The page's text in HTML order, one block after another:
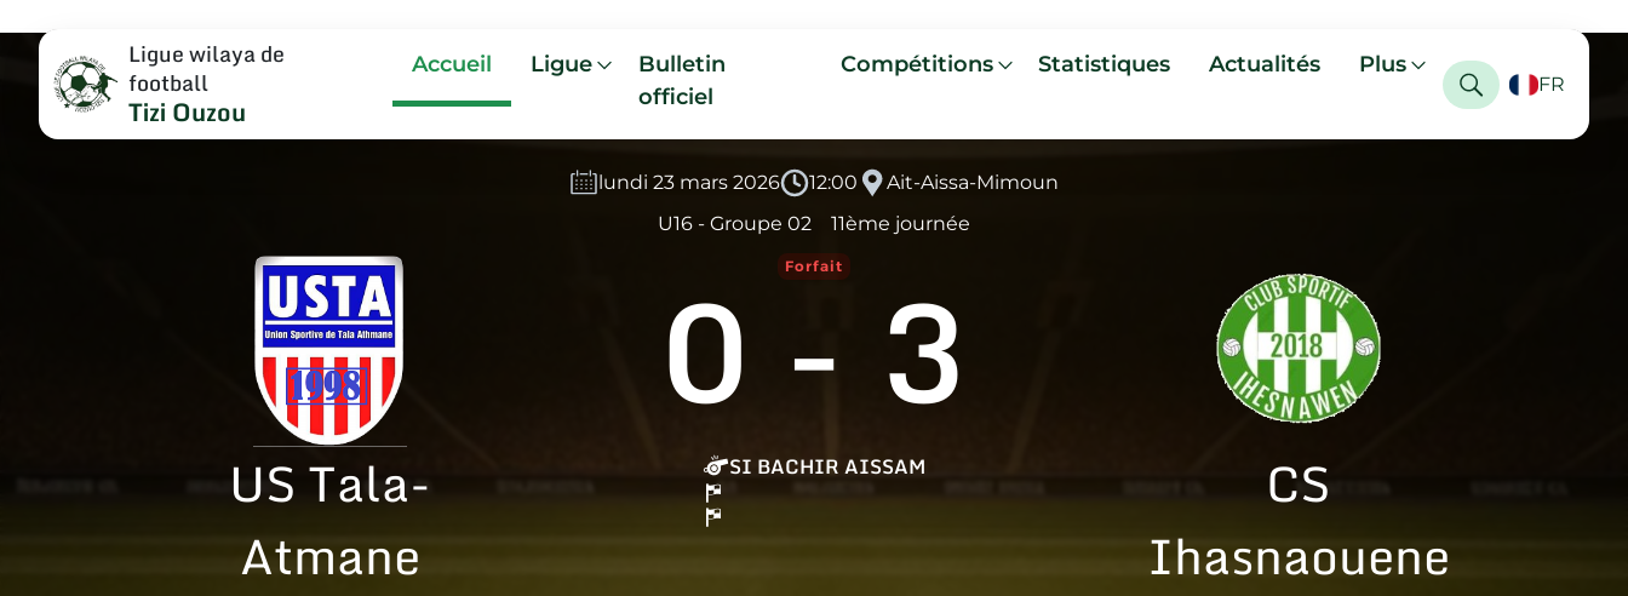
Ligue wilaya de
football
Tizi Ouzou
Accueil Ligue
Bulletin
officiel
Compétitions Statistiques Actualités Plus
FR
lundi 23 mars 2026 12:00
Ait-Aissa-Mimoun
U16 - Groupe 02
11ème journée
US Tala-
Atmane
0- 3
Forfait
SI BACHIR AISSAM
CS
Ihasnaouene